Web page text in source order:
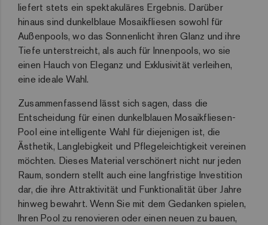
liefert stets ein spektakuläres Ergebnis. Darüber
hinaus sind dunkelblaue Mosaikfliesen sowohl für
Außenpools, wo das Sonnenlicht ihren Glanz und ihre
Tiefe unterstreicht, als auch für Innenpools, wo sie
einen Hauch von Eleganz und Exklusivität verleihen,
eine ideale Wahl.
Zusammenfassend lässt sich sagen, dass die
Entscheidung für einen dunkelblauen Mosaikfliesen-
Pool eine intelligente Wahl für diejenigen ist, die
Ästhetik, Langlebigkeit und Pflegeleichtigkeit vereinen
möchten. Dieses Material verschönert nicht nur jeden
Raum, sondern stellt auch eine langfristige Investition
dar, die ihre Attraktivität und Funktionalität über Jahre
hinweg bewahrt. Wenn Sie mit dem Gedanken spielen,
Ihren Pool zu renovieren oder einen neuen zu bauen,